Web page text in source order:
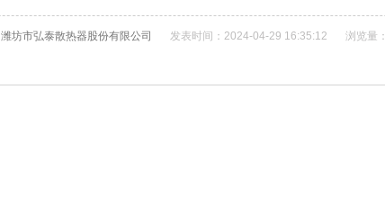
潍坊市弘泰散热器股份有限公司 发表时间：2024-04-29 16:35:12 浏览量：